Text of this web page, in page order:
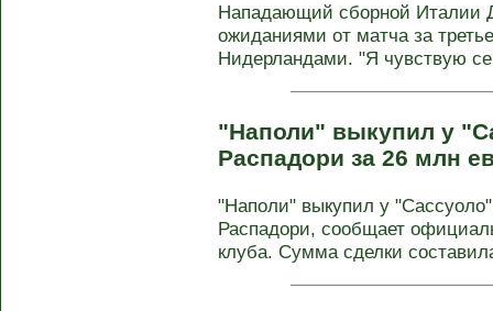
Нападающий сборной Италии
ожиданиями от матча за
Нидерландами. "Я чувствую
"Наполи" выкупил у
Распадори за 26 млн
"Наполи" выкупил у
Распадори, сообщает
клуба. Сумма сделки